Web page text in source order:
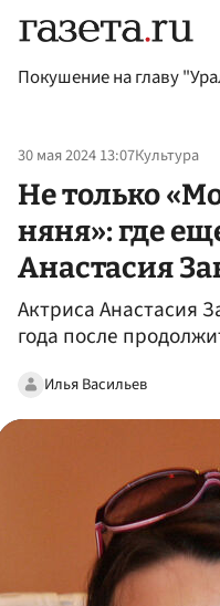
Покушение на главу
30 мая 2024 13:07Культура
Не только
няня»: где
Анастасия
Актриса Анастасия
года после
Илья Васильев